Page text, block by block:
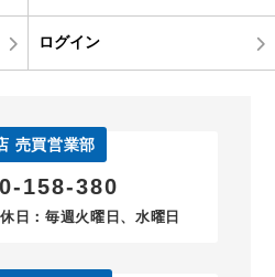
ログイン
売買営業部
158-380
日：毎週火曜日、水曜日